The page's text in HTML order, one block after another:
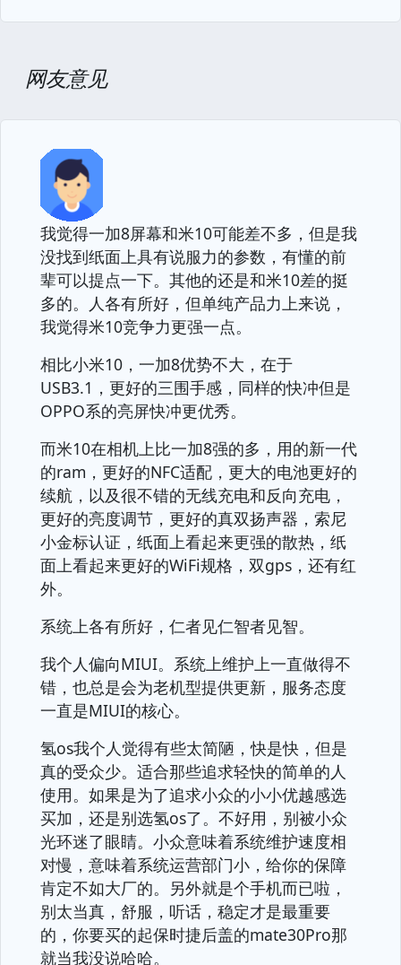
网友意见
我觉得一加8屏幕和米10可能差不多，但是我
没找到纸面上具有说服力的参数，有懂的前
辈可以提点一下。其他的还是和米10差的挺
多的。人各有所好，但单纯产品力上来说，
我觉得米10竞争力更强一点。
相比小米10，一加8优势不大，在于
USB3.1，更好的三围手感，同样的快冲但是
OPPO系的亮屏快冲更优秀。
而米10在相机上比一加8强的多，用的新一代
的ram，更好的NFC适配，更大的电池更好的
续航，以及很不错的无线充电和反向充电，
更好的亮度调节，更好的真双扬声器，索尼
小金标认证，纸面上看起来更强的散热，纸
面上看起来更好的WiFi规格，双gps，还有红
外。
系统上各有所好，仁者见仁智者见智。
我个人偏向MIUI。系统上维护上一直做得不
错，也总是会为老机型提供更新，服务态度
一直是MIUI的核心。
氢os我个人觉得有些太简陋，快是快，但是
真的受众少。适合那些追求轻快的简单的人
使用。如果是为了追求小众的小小优越感选
买加，还是别选氢os了。不好用，别被小众
光环迷了眼睛。小众意味着系统维护速度相
对慢，意味着系统运营部门小，给你的保障
肯定不如大厂的。另外就是个手机而已啦，
别太当真，舒服，听话，稳定才是最重要
的，你要买的起保时捷后盖的mate30Pro那
就当我没说哈哈。